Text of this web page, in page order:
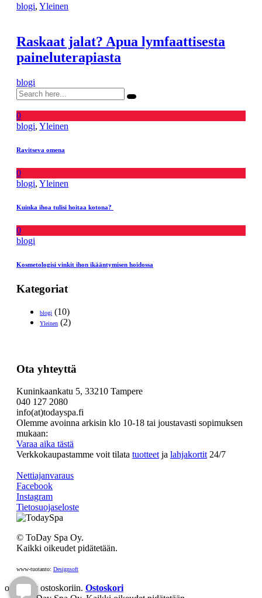
blogi, Yleinen
Raskaat jalat? Apua lymfaattisesta
paineluterapiasta
blogi
0
blogi, Yleinen
Ravitseva omena
0
blogi, Yleinen
Kuinka ihoa tulisi hoitaa kotona?
0
blogi
Kosmetologisi vinkit ihon ikääntymisen hoidossa
Kategoriat
blogi (10)
Yleinen (2)
Ota yhteyttä
Kuninkaankatu 5, 33210 Tampere
040 127 2080
info(at)todayspa.fi
Olemme avoinna arkisin klo 10-18 tai joustavasti sopimuksen
mukaan:
Varaa aika tästä
Verkkokaupastamme voit tilata tuotteet ja lahjakortit 24/7
Nettiajanvaraus
Facebook
Instagram
Tietosuojaseloste
© ToDay Spa Oy.
Kaikki oikeudet pidätetään.
www-tuotanto: Designsoft
on lisätty ostoskoriin. Ostoskori